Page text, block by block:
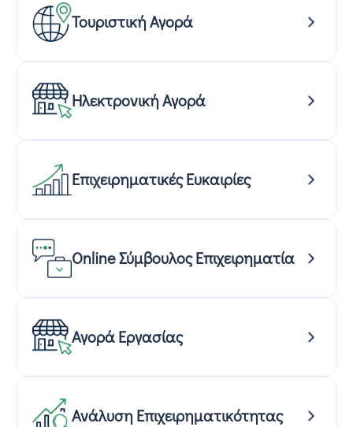
Τουριστική Αγορά
Ηλεκτρονική Αγορά
Επιχειρηματικές Ευκαιρίες
Online Σύμβουλος Επιχειρηματία
Αγορά Εργασίας
Ανάλυση Επιχειρηματικότητας